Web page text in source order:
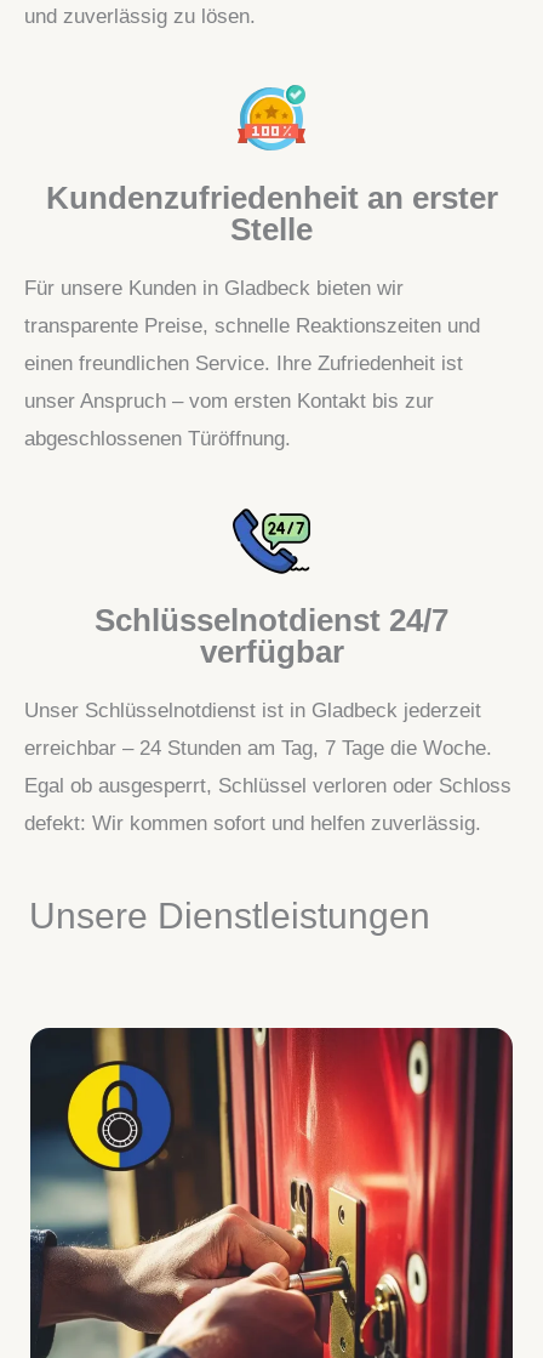
und zuverlässig zu lösen.
Kundenzufriedenheit an erster
Stelle
Für unsere Kunden in Gladbeck bieten wir
transparente Preise, schnelle Reaktionszeiten und
einen freundlichen Service. Ihre Zufriedenheit ist
unser Anspruch – vom ersten Kontakt bis zur
abgeschlossenen Türöffnung.
Schlüsselnotdienst 24/7
verfügbar
Unser Schlüsselnotdienst ist in Gladbeck jederzeit
erreichbar – 24 Stunden am Tag, 7 Tage die Woche.
Egal ob ausgesperrt, Schlüssel verloren oder Schloss
defekt: Wir kommen sofort und helfen zuverlässig.
Unsere Dienstleistungen